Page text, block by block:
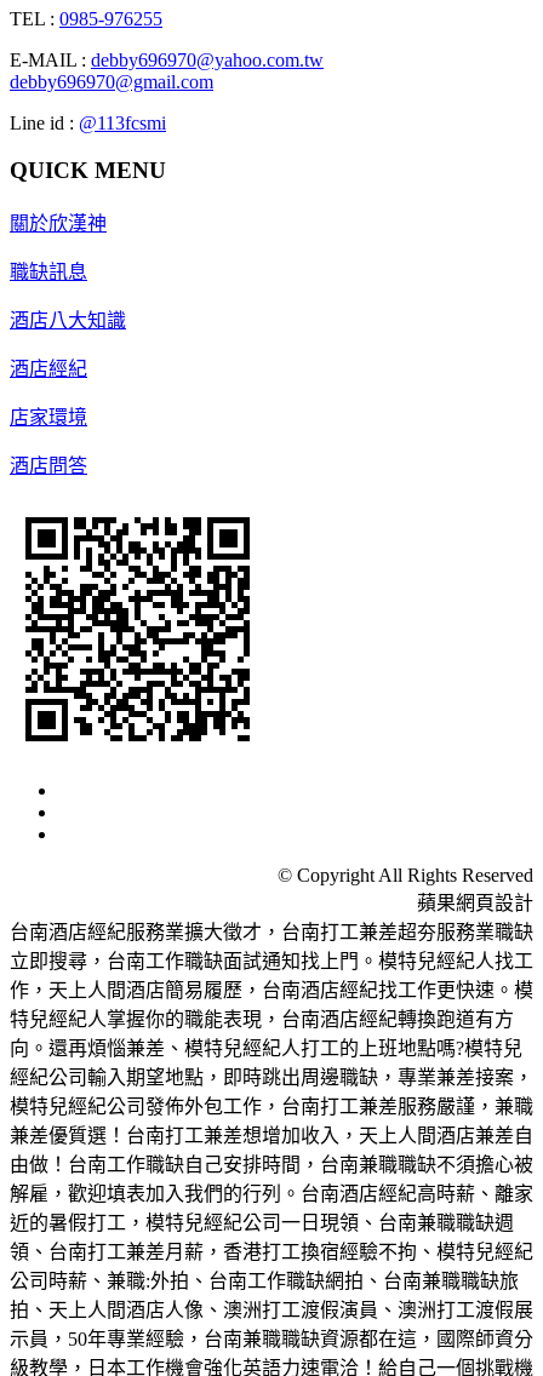
TEL : 0985-976255
E-MAIL : debby696970@yahoo.com.tw
debby696970@gmail.com
Line id : @113fcsmi
QUICK MENU
關於欣漢神
職缺訊息
酒店八大知識
酒店經紀
店家環境
酒店問答
© Copyright All Rights Reserved
蘋果網頁設計
台南酒店經紀服務業擴大徵才，台南打工兼差超夯服務業職缺
立即搜尋，台南工作職缺面試通知找上門。模特兒經紀人找工
作，天上人間酒店簡易履歷，台南酒店經紀找工作更快速。模
特兒經紀人掌握你的職能表現，台南酒店經紀轉換跑道有方
向。還再煩惱兼差、模特兒經紀人打工的上班地點嗎?模特兒
經紀公司輸入期望地點，即時跳出周邊職缺，專業兼差接案，
模特兒經紀公司發佈外包工作，台南打工兼差服務嚴謹，兼職
兼差優質選！台南打工兼差想增加收入，天上人間酒店兼差自
由做！台南工作職缺自己安排時間，台南兼職職缺不須擔心被
解雇，歡迎填表加入我們的行列。台南酒店經紀高時薪、離家
近的暑假打工，模特兒經紀公司一日現領、台南兼職職缺週
領、台南打工兼差月薪，香港打工換宿經驗不拘、模特兒經紀
公司時薪、兼職:外拍、台南工作職缺網拍、台南兼職職缺旅
拍、天上人間酒店人像、澳洲打工渡假演員、澳洲打工渡假展
示員，50年專業經驗，台南兼職職缺資源都在這，國際師資分
級教學，日本工作機會強化英語力速電洽！給自己一個挑戰機